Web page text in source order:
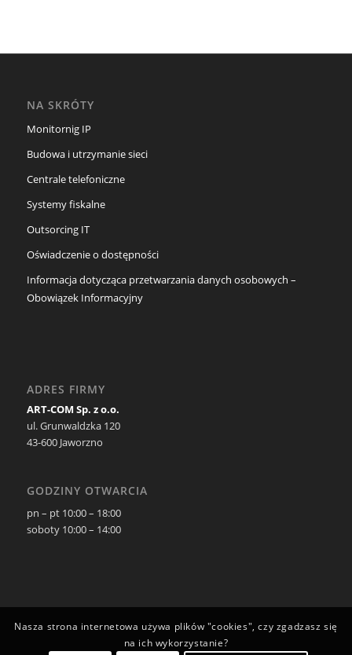
NA SKRÓTY
Monitornig IP
Budowa i utrzymanie sieci
Centrale telefoniczne
Systemy fiskalne
Outsorcing IT
Oświadczenie o dostępności
Informacja dotycząca przetwarzania danych osobowych –
Obowiązek Informacyjny
ADRES FIRMY
ART-COM Sp. z o.o.
ul. Grunwaldzka 120
43-600 Jaworzno
GODZINY OTWARCIA
pn – pt 10:00 – 18:00
soboty 10:00 – 14:00
Nasza strona internetowa używa plików "cookies", czy zgadzasz się
na ich wykorzystanie?